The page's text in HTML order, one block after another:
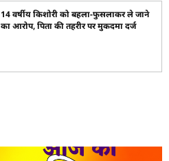
14 वर्षीय किशोरी को बहला-फुसलाकर ले जाने
का आरोप, पिता की तहरीर पर मुकदमा दर्ज